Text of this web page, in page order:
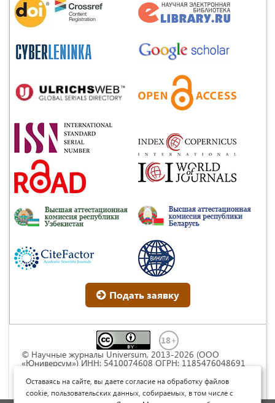
Подать заявку
© Научные журналы Universum, 2013-2026 (ООО
«Юниверсум») ИНН: 5410074608 ОГРН: 1185476048691
Commons « Attribution» («Атрибуция») 4.0
Непортированная
Оставаясь на сайте, вы даете согласие на обработку файлов
cookie, пользовательских данных, собираемых, в том числе с